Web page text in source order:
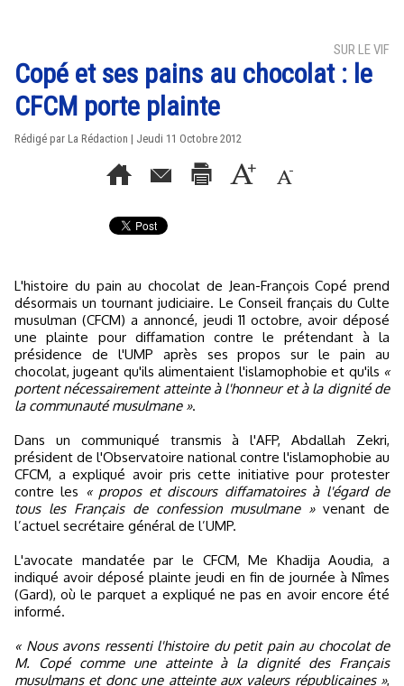
SUR LE VIF
Copé et ses pains au chocolat : le
CFCM porte plainte
Rédigé par La Rédaction | Jeudi 11 Octobre 2012
L'histoire du pain au chocolat de Jean-François Copé prend
désormais un tournant judiciaire. Le Conseil français du Culte
musulman (CFCM) a annoncé, jeudi 11 octobre, avoir déposé
une plainte pour diffamation contre le prétendant à la
présidence de l'UMP après ses propos sur le pain au
chocolat, jugeant qu'ils alimentaient l'islamophobie et qu'ils «
portent nécessairement atteinte à l'honneur et à la dignité de
la communauté musulmane ».
Dans un communiqué transmis à l'AFP, Abdallah Zekri,
président de l'Observatoire national contre l'islamophobie au
CFCM, a expliqué avoir pris cette initiative pour protester
contre les « propos et discours diffamatoires à l'égard de
tous les Français de confession musulmane »venant de
l’actuel secrétaire général de l’UMP.
L'avocate mandatée par le CFCM, Me Khadija Aoudia, a
indiqué avoir déposé plainte jeudi en fin de journée à Nîmes
(Gard), où le parquet a expliqué ne pas en avoir encore été
informé.
« Nous avons ressenti l'histoire du petit pain au chocolat de
M. Copé comme une atteinte à la dignité des Français
musulmans et donc une atteinte aux valeurs républicaines »,